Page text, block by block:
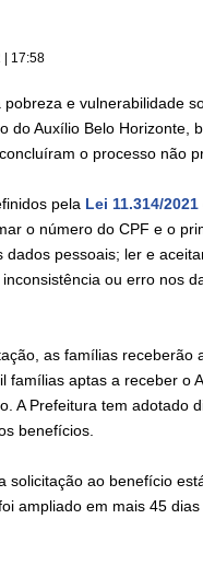
| 17:58
e vulnerabilidade
do Auxílio Belo Horizonte,
o processo não
pela Lei 11.314/2021
o número do CPF e o
pessoais; ler e
ou erro nos
as famílias receberão
famílias aptas a receber o
A Prefeitura tem adotado
benefícios.
solicitação ao benefício
ampliado em mais 45